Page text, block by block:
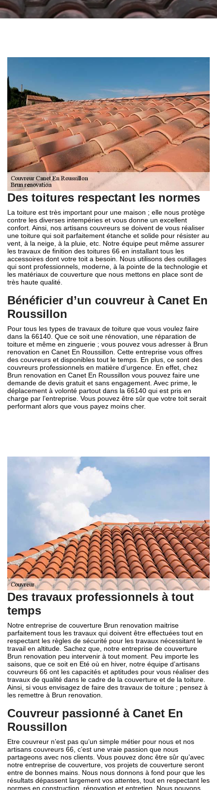
Des toitures respectant les normes
La toiture est très important pour une maison ; elle nous protège
contre les diverses intempéries et vous donne un excellent
confort. Ainsi, nos artisans couvreurs se doivent de vous réaliser
une toiture qui soit parfaitement étanche et solide pour résister au
vent, à la neige, à la pluie, etc. Notre équipe peut même assurer
les travaux de finition des toitures 66 en installant tous les
accessoires dont votre toit a besoin. Nous utilisons des outillages
qui sont professionnels, moderne, à la pointe de la technologie et
les matériaux de couverture que nous mettons en place sont de
très haute qualité.
Bénéficier d’un couvreur à Canet En
Roussillon
Pour tous les types de travaux de toiture que vous voulez faire
dans la 66140. Que ce soit une rénovation, une réparation de
toiture et même en zinguerie ; vous pouvez vous adresser à Brun
renovation en Canet En Roussillon. Cette entreprise vous offres
des couvreurs et disponibles tout le temps. En plus, ce sont des
couvreurs professionnels en matière d’urgence. En effet, chez
Brun renovation en Canet En Roussillon vous pouvez faire une
demande de devis gratuit et sans engagement. Avec prime, le
déplacement à volonté partout dans la 66140 qui est pris en
charge par l’entreprise. Vous pouvez être sûr que votre toit serait
performant alors que vous payez moins cher.
Des travaux professionnels à tout
temps
Notre entreprise de couverture Brun renovation maitrise
parfaitement tous les travaux qui doivent être effectuées tout en
respectant les règles de sécurité pour les travaux nécessitant le
travail en altitude. Sachez que, notre entreprise de couverture
Brun renovation peu intervenir à tout moment. Peu importe les
saisons, que ce soit en Eté où en hiver, notre équipe d’artisans
couvreurs 66 ont les capacités et aptitudes pour vous réaliser des
travaux de qualité dans le cadre de la couverture et de la toiture.
Ainsi, si vous envisagez de faire des travaux de toiture ; pensez à
les remettre à Brun renovation.
Couvreur passionné à Canet En
Roussillon
Etre couvreur n’est pas qu’un simple métier pour nous et nos
artisans couvreurs 66, c’est une vraie passion que nous
partageons avec nos clients. Vous pouvez donc être sûr qu’avec
notre entreprise de couverture, vos projets de couverture seront
entre de bonnes mains. Nous nous donnons à fond pour que les
résultats dépassent largement vos attentes, tout en respectant les
normes en construction, rénovation et entretien. Nous pouvons